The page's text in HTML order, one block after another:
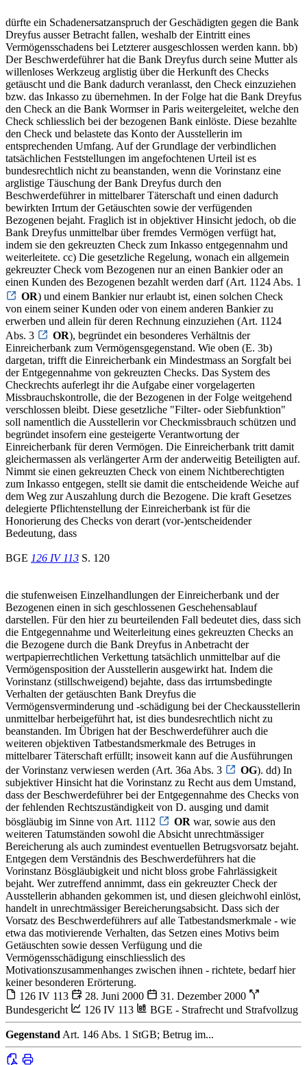
dürfte ein Schadenersatzanspruch der Geschädigten gegen die Bank
Dreyfus ausser Betracht fallen, weshalb der Eintritt eines
Vermögensschadens bei Letzterer ausgeschlossen werden kann. bb)
Der Beschwerdeführer hat die Bank Dreyfus durch seine Mutter als
willenloses Werkzeug arglistig über die Herkunft des Checks
getäuscht und die Bank dadurch veranlasst, den Check einzuziehen
bzw. das Inkasso zu übernehmen. In der Folge hat die Bank Dreyfus
den Check an die Bank Wormser in Paris weitergeleitet, welche den
Check schliesslich bei der bezogenen Bank einlöste. Diese bezahlte
den Check und belastete das Konto der Ausstellerin im
entsprechenden Umfang. Auf der Grundlage der verbindlichen
tatsächlichen Feststellungen im angefochtenen Urteil ist es
bundesrechtlich nicht zu beanstanden, wenn die Vorinstanz eine
arglistige Täuschung der Bank Dreyfus durch den
Beschwerdeführer in mittelbarer Täterschaft und einen dadurch
bewirkten Irrtum der Getäuschten sowie der verfügenden
Bezogenen bejaht. Fraglich ist in objektiver Hinsicht jedoch, ob die
Bank Dreyfus unmittelbar über fremdes Vermögen verfügt hat,
indem sie den gekreuzten Check zum Inkasso entgegennahm und
weiterleitete. cc) Die gesetzliche Regelung, wonach ein allgemein
gekreuzter Check vom Bezogenen nur an einen Bankier oder an
einen Kunden des Bezogenen bezahlt werden darf (Art. 1124 Abs. 1
OR) und einem Bankier nur erlaubt ist, einen solchen Check
von einem seiner Kunden oder von einem anderen Bankier zu
erwerben und allein für deren Rechnung einzuziehen (Art. 1124
Abs. 3
OR), begründet ein besonderes Verhältnis der
Einreicherbank zum Vermögensgegenstand. Wie oben (E. 3b)
dargetan, trifft die Einreicherbank ein Mindestmass an Sorgfalt bei
der Entgegennahme von gekreuzten Checks. Das System des
Checkrechts auferlegt ihr die Aufgabe einer vorgelagerten
Missbrauchskontrolle, die der Bezogenen in der Folge weitgehend
verschlossen bleibt. Diese gesetzliche "Filter- oder Siebfunktion"
soll namentlich die Ausstellerin vor Checkmissbrauch schützen und
begründet insofern eine gesteigerte Verantwortung der
Einreicherbank für deren Vermögen. Die Einreicherbank tritt damit
gleichermassen als verlängerter Arm der anderweitig Beteiligten auf.
Nimmt sie einen gekreuzten Check von einem Nichtberechtigten
zum Inkasso entgegen, stellt sie damit die entscheidende Weiche auf
dem Weg zur Auszahlung durch die Bezogene. Die kraft Gesetzes
delegierte Pflichtenstellung der Einreicherbank ist für die
Honorierung des Checks von derart (vor-)entscheidender
Bedeutung, dass
BGE 126 IV 113 S. 120
die stufenweisen Einzelhandlungen der Einreicherbank und der
Bezogenen einen in sich geschlossenen Geschehensablauf
darstellen. Für den hier zu beurteilenden Fall bedeutet dies, dass sich
die Entgegennahme und Weiterleitung eines gekreuzten Checks an
die Bezogene durch die Bank Dreyfus in Anbetracht der
wertpapierrechtlichen Verkettung tatsächlich unmittelbar auf die
Vermögensposition der Ausstellerin ausgewirkt hat. Indem die
Vorinstanz (stillschweigend) bejahte, dass das irrtumsbedingte
Verhalten der getäuschten Bank Dreyfus die
Vermögensverminderung und -schädigung bei der Checkausstellerin
unmittelbar herbeigeführt hat, ist dies bundesrechtlich nicht zu
beanstanden. Im Übrigen hat der Beschwerdeführer auch die
weiteren objektiven Tatbestandsmerkmale des Betruges in
mittelbarer Täterschaft erfüllt; insoweit kann auf die Ausführungen
der Vorinstanz verwiesen werden (Art. 36a Abs. 3
OG). dd) In
subjektiver Hinsicht hat die Vorinstanz zu Recht aus dem Umstand,
dass der Beschwerdeführer bei der Entgegennahme des Checks von
der fehlenden Rechtszuständigkeit von D. ausging und damit
bösgläubig im Sinne von Art. 1112
OR war, sowie aus den
weiteren Tatumständen sowohl die Absicht unrechtmässiger
Bereicherung als auch zumindest eventuellen Betrugsvorsatz bejaht.
Entgegen dem Verständnis des Beschwerdeführers hat die
Vorinstanz Bösgläubigkeit und nicht bloss grobe Fahrlässigkeit
bejaht. Wer zutreffend annimmt, dass ein gekreuzter Check der
Ausstellerin abhanden gekommen ist, und diesen gleichwohl einlöst,
handelt in unrechtmässiger Bereicherungsabsicht. Dass sich der
Vorsatz des Beschwerdeführers auf alle Tatbestandsmerkmale - wie
etwa das motivierende Verhalten, das Setzen eines Motivs beim
Getäuschten sowie dessen Verfügung und die
Vermögensschädigung einschliesslich des
Motivationszusammenhanges zwischen ihnen - richtete, bedarf hier
keiner besonderen Erörterung.
126 IV 113
28. Juni 2000
31. Dezember 2000
Bundesgericht
126 IV 113 BGE - Strafrecht und Strafvollzug
Gegenstand Art. 146 Abs. 1 StGB; Betrug im...